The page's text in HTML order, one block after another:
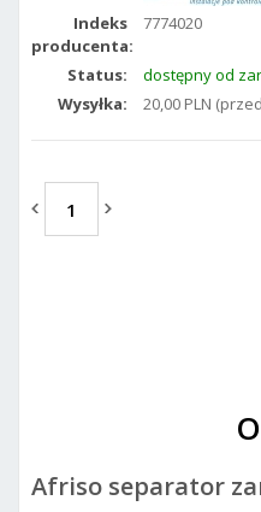
Indeks
producenta:
7774020
Status:
dostępny od
Wysyłka:
20,00 PLN
Afriso separator